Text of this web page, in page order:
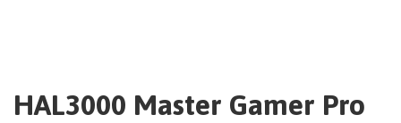
HAL3000 Master Gamer Pro